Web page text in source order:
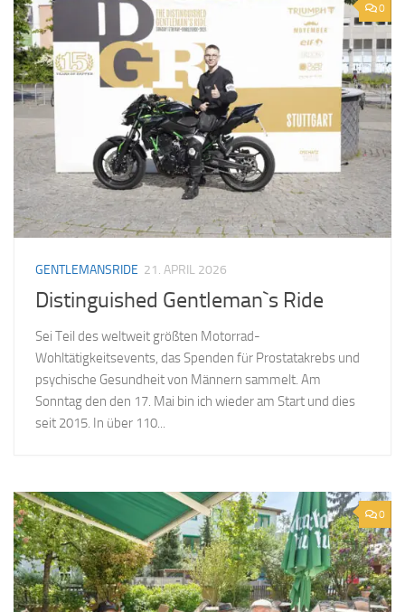
0
GENTLEMANSRIDE 21. APRIL 2026
Distinguished Gentleman`s Ride
Sei Teil des weltweit größten Motorrad-
Wohltätigkeitsevents, das Spenden für Prostatakrebs und
psychische Gesundheit von Männern sammelt. Am
Sonntag den den 17. Mai bin ich wieder am Start und dies
seit 2015. In über 110...
0